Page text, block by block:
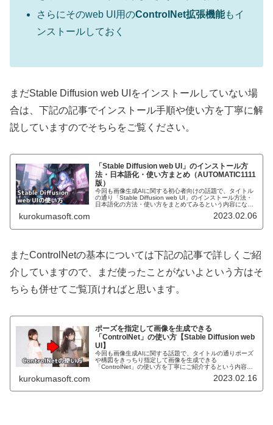
さらにそのweb UI用のControlNet拡張機能もイ
ンストールしておく
まだStable Diffusion web UIをインストールしていない場
合は、下記の記事でインストール手順や使い方を丁寧に解
説していますのでそちらをご覧ください。
「Stable Diffusion web UI」のインストール方
法・日本語化・使い方まとめ（AUTOMATIC1111
版）
今回も画像生成AIに関する初心者向けの話題で、タイトル
の通り「Stable Diffusion web UI」のインストール方法・
日本語化の方法・使い方をまとめてみるという内容になっ
kurokumasoft.com 2023.02.06
またControlNetの基本については下記の記事で詳しくご紹
介していますので、まだ使ったことがないよという方はそ
ちらも併せてご覧頂ければと思います。
ポーズを指定して画像を生成できる
「ControlNet」の使い方【Stable Diffusion web
UI】
今回も画像生成AIに関する話題で、タイトルの通りポーズ
や構図をきっちり指定して画像を生成できる
「ControlNet」の使い方を丁寧にご紹介するという内容に
kurokumasoft.com 2023.02.16